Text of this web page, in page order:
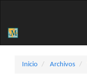
Barra
Inicio Archivos